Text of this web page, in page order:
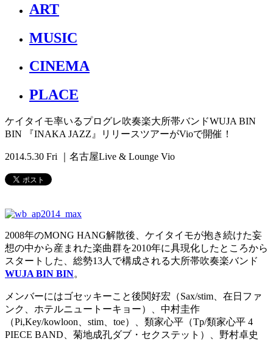
ART
MUSIC
CINEMA
PLACE
ケイタイモ率いるプログレ吹奏楽大所帯バンドWUJA BIN
BIN 『INAKA JAZZ』リリースツアーがVioで開催！
2014.5.30 Fri ｜名古屋Live & Lounge Vio
2008年のMONG HANG解散後、ケイタイモが抱き続けた妄
想の中から産まれた楽曲群を2010年に具現化したところから
スタートした、総勢13人で構成される大所帯吹奏楽バンド
WUJA BIN BIN。
メンバーにはゴセッキーこと後関好宏（Sax/stim、在日ファ
ンク、ホテルニュートーキョー）、中村圭作
（Pi,Key/kowloon、stim、toe）、類家心平（Tp/類家心平 4
PIECE BAND、菊地成孔ダブ・セクステット）、野村卓史